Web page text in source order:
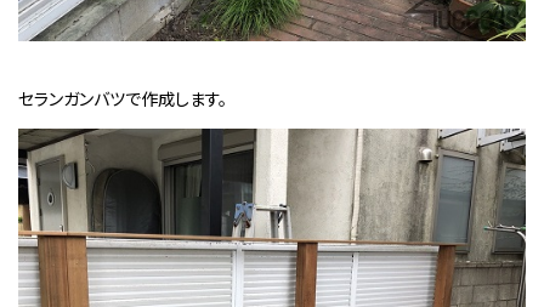
セランガンバツで作成します。